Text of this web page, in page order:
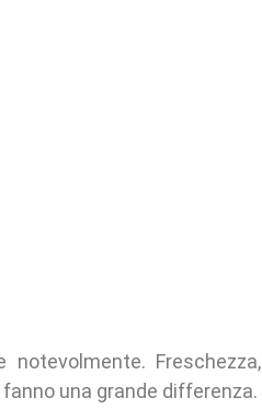
Freschezza,
una grande differenza.